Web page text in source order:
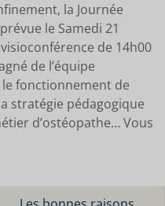
la Journée
le Samedi 21
de 14h00
de l’équipe
fonctionnement de
stratégie pédagogique
d’ostéopathe… Vous